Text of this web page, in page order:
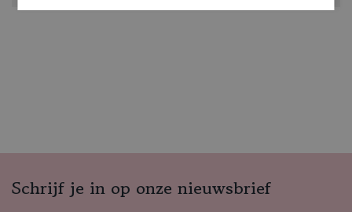
Schrijf je in op onze nieuwsbrief